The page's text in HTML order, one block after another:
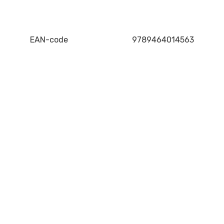
EAN-code 9789464014563